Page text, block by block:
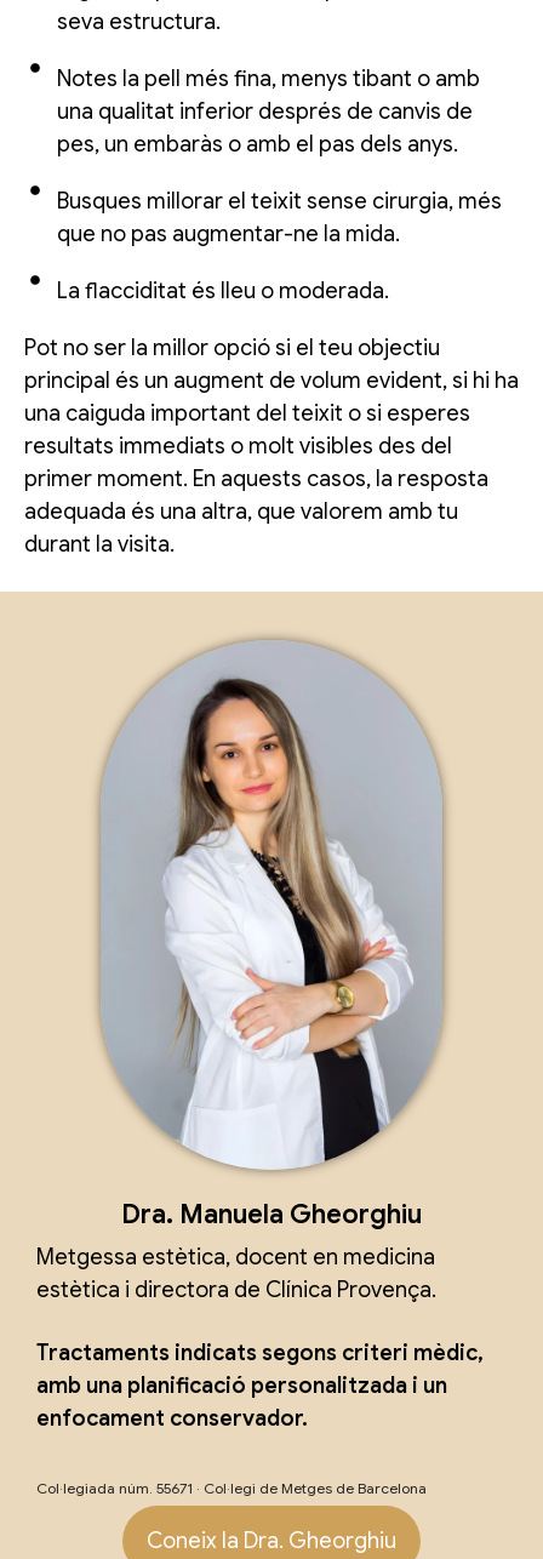
seva estructura.
Notes la pell més fina, menys tibant o amb
una qualitat inferior després de canvis de
pes, un embaràs o amb el pas dels anys.
Busques millorar el teixit sense cirurgia, més
que no pas augmentar-ne la mida.
La flacciditat és lleu o moderada.
Pot no ser la millor opció si el teu objectiu
principal és un augment de volum evident, si hi ha
una caiguda important del teixit o si esperes
resultats immediats o molt visibles des del
primer moment. En aquests casos, la resposta
adequada és una altra, que valorem amb tu
durant la visita.
Dra. Manuela Gheorghiu
Metgessa estètica, docent en medicina
estètica i directora de Clínica Provença.
Tractaments indicats segons criteri mèdic,
amb una planificació personalitzada i un
enfocament conservador.
Col·legiada núm. 55671 · Col·legi de Metges de Barcelona
Coneix la Dra. Gheorghiu